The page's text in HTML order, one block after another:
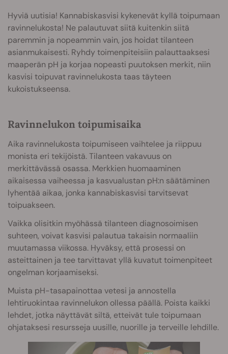
Hyviä uutisia! Kannabiskasvisi kykenevät kyllä toipumaan
ravinnelukosta! Ne palautuvat siitä kuitenkin siitä
paremmin ja nopeammin vain, jos hoidat tilanteen
asianmukaisesti. Ryhdy toimenpiteisiin palauttaaksesi
maaperän pH ja korjaa nopeasti puutoksen merkit, niin
kasvisi toipuvat ravinnelukosta taas täyteen
kukoistukseensa.
Ravinnelukon toipumisaika
Aika ravinnelukosta toipumiseen vaihtelee ja riippuu
monista eri tekijöistä. Tilanteen vakavuus on
merkittävässä osassa. Merkkien huomaaminen
aikaisessa vaiheessa ja kasvualustan pH:n säätäminen
lyhentää aikaa, jonka kannabiskasvisi tarvitsevat
toipuakseen.
Vaikka olisitkin myöhässä tilanteen diagnosoimisen
suhteen, voivat kasvisi palautua takaisin normaaliin
muutamassa viikossa. Hyväksy, että prosessi on
asteittainen ja tee tarvittavat yllä kuvatut toimenpiteet
ongelman korjaamiseksi.
Muista pH-tasapainottaa vetesi ja annostella
lehtiruokintaa ravinnelukon ollessa päällä. Poista kaikki
lehdet, jotka näyttävät siltä, etteivät tule toipumaan
ohjataksesi resursseja uusille, nuorille ja terveille lehdille.